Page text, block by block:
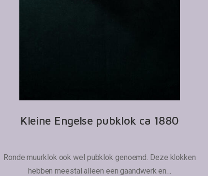
Kleine Engelse pubklok ca 1880
Ronde muurklok ook wel pubklok genoemd. Deze klokken
hebben meestal alleen een gaandwerk en…